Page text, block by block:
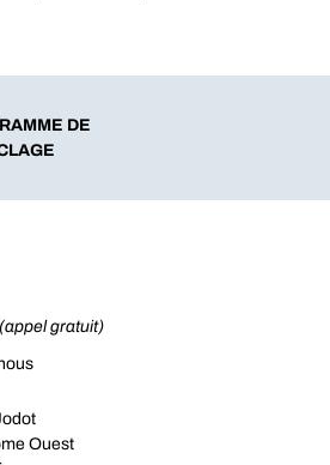
DE
(appel gratuit)
Ouest